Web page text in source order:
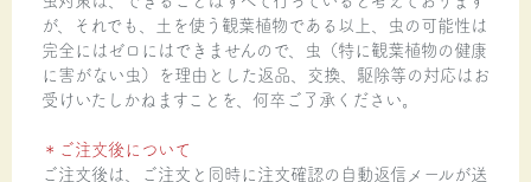
が、それでも、土を使う観葉植物である以上、虫の可能性は
完全にはゼロにはできませんので、虫（特に観葉植物の健康
に害がない虫）を理由とした返品、交換、駆除等の対応はお
受けいたしかねますことを、何卒ご了承ください。
＊ご注文後について
ご注文後は、ご注文と同時に注文確認の自動返信メールが送